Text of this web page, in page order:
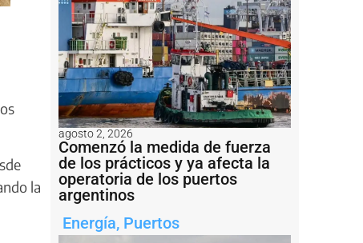
la
agosto 2, 2026
Comenzó la medida de fuerza
de los prácticos y ya afecta la
operatoria de los puertos
argentinos
Energía, Puertos